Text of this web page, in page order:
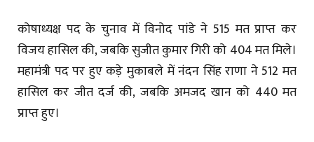
कोषाध्यक्ष पद के चुनाव में विनोद पांडे ने 515 मत प्राप्त कर
विजय हासिल की, जबकि सुजीत कुमार गिरी को 404 मत मिले।
महामंत्री पद पर हुए कड़े मुकाबले में नंदन सिंह राणा ने 512 मत
हासिल कर जीत दर्ज की, जबकि अमजद खान को 440 मत
प्राप्त हुए।